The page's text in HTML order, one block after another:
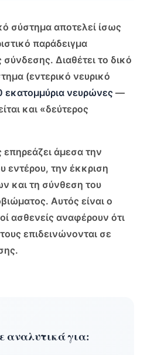
σύστημα αποτελεί ίσως
παράδειγμα
Διαθέτει το δικό
(εντερικό νευρικό
εκατομμύρια νευρώνες —
και «δεύτερος
επηρεάζει άμεσα την
εντέρου, την έκκριση
και τη σύνθεση του
Αυτός είναι ο
ασθενείς αναφέρουν ότι
επιδεινώνονται σε
αναλυτικά για: